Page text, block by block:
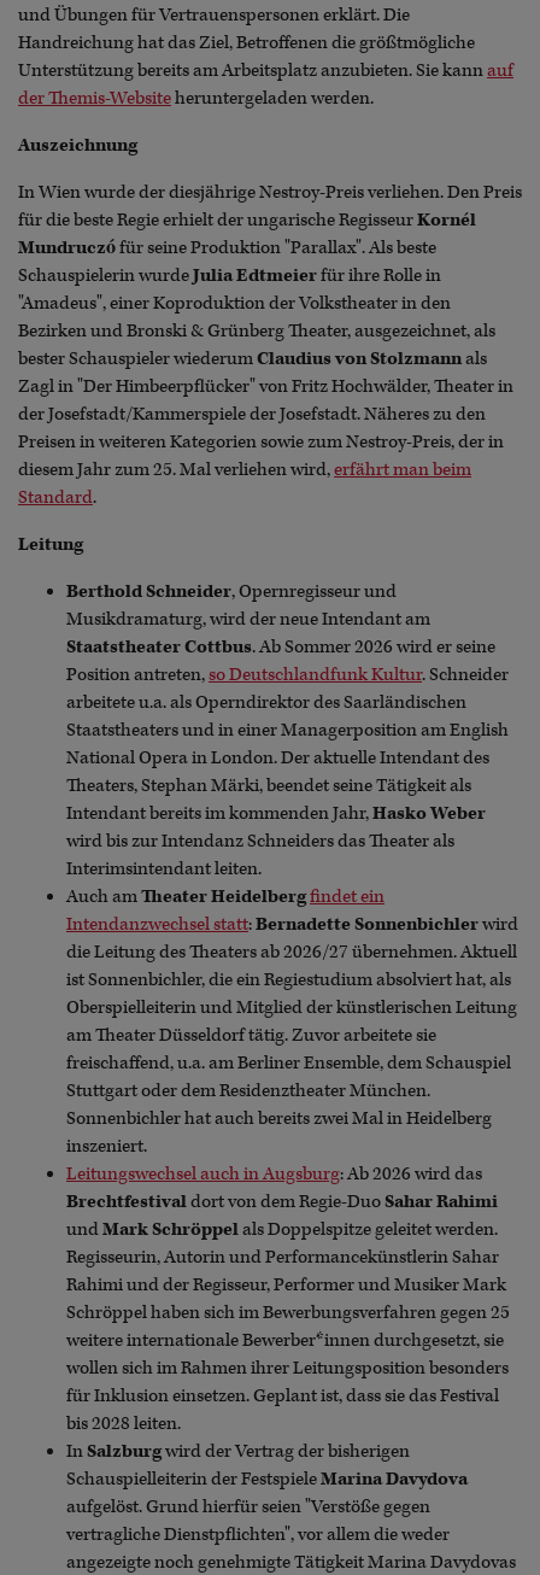
und Übungen für Vertrauenspersonen erklärt. Die
Handreichung hat das Ziel, Betroffenen die größtmögliche
Unterstützung bereits am Arbeitsplatz anzubieten. Sie kannauf
der Themis-Websiteheruntergeladen werden.
Auszeichnung
In Wien wurde der diesjährige Nestroy-Preis verliehen. Den Preis
für die beste Regie erhielt der ungarische RegisseurKornél
Mundruczófür seine Produktion "Parallax". Als beste
Schauspielerin wurdeJulia Edtmeierfür ihre Rolle in
"Amadeus", einer Koproduktion der Volkstheater in den
Bezirken und Bronski & Grünberg Theater, ausgezeichnet, als
bester Schauspieler wiederumClaudius von Stolzmannals
Zagl in "Der Himbeerpflücker" von Fritz Hochwälder, Theater in
der Josefstadt/Kammerspiele der Josefstadt. Näheres zu den
Preisen in weiteren Kategorien sowie zum Nestroy-Preis, der in
diesem Jahr zum 25. Mal verliehen wird,erfährt man beim
Standard.
Leitung
Berthold Schneider, Opernregisseur und
Musikdramaturg, wird der neue Intendant am
Staatstheater Cottbus. Ab Sommer 2026 wird er seine
Position antreten,so Deutschlandfunk Kultur. Schneider
arbeitete u.a. als Operndirektor des Saarländischen
Staatstheaters und in einer Managerposition am English
National Opera in London. Der aktuelle Intendant des
Theaters, Stephan Märki, beendet seine Tätigkeit als
Intendant bereits im kommenden Jahr,Hasko Weber
wird bis zur Intendanz Schneiders das Theater als
Interimsintendant leiten.
Auch amTheater Heidelbergfindet ein
Intendanzwechsel statt:Bernadette Sonnenbichlerwird
die Leitung des Theaters ab 2026/27 übernehmen. Aktuell
ist Sonnenbichler, die ein Regiestudium absolviert hat, als
Oberspielleiterin und Mitglied der künstlerischen Leitung
am Theater Düsseldorf tätig. Zuvor arbeitete sie
freischaffend, u.a. am Berliner Ensemble, dem Schauspiel
Stuttgart oder dem Residenztheater München.
Sonnenbichler hat auch bereits zwei Mal in Heidelberg
inszeniert.
Leitungswechsel auch in Augsburg: Ab 2026 wird das
Brechtfestivaldort von dem Regie-DuoSahar Rahimi
undMark Schröppelals Doppelspitze geleitet werden.
Regisseurin, Autorin und Performancekünstlerin Sahar
Rahimi und der Regisseur, Performer und Musiker Mark
Schröppel haben sich im Bewerbungsverfahren gegen 25
weitere internationale Bewerber*innen durchgesetzt, sie
wollen sich im Rahmen ihrer Leitungsposition besonders
für Inklusion einsetzen. Geplant ist, dass sie das Festival
bis 2028 leiten.
InSalzburgwird der Vertrag der bisherigen
Schauspielleiterin der FestspieleMarina Davydova
aufgelöst. Grund hierfür seien "Verstöße gegen
vertragliche Dienstpflichten", vor allem die weder
angezeigte noch genehmigte Tätigkeit Marina Davydovas